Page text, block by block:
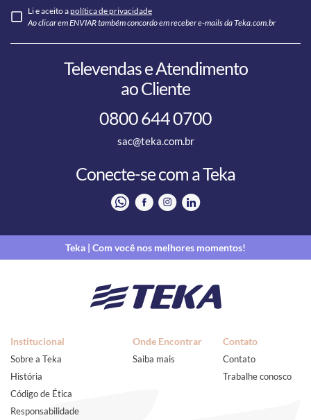
Li e aceito apolítica de privacidade
Ao clicar em ENVIAR também concordo em receber e-mails da Teka.com.br
Televendas e Atendimento
ao Cliente
0800 644 0700
sac@teka.com.br
Conecte-se com a Teka
Teka | Com você nos melhores momentos!
Institucional
Sobre a Teka
História
Código de Ética
Responsabilidade
Onde Encontrar
Saiba mais
Contato
Contato
Trabalhe conosco